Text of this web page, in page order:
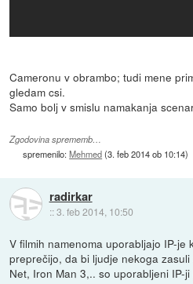
Cameronu v obrambo; tudi mene
gledam csi.
Samo bolj v smislu namakanja
Zgodovina sprememb…
spremenilo:Mehmed(3. feb 2014 ob 10:14)
radirkar
::3. feb 2014, 10:50
V filmih namenoma uporabljajo IP-je
preprečijo, da bi ljudje nekoga
Net, Iron Man 3,.. so uporabljeni IP-